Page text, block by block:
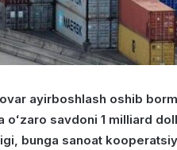
ayirboshlash oshib
oʻzaro savdoni 1 milliard
bunga sanoat